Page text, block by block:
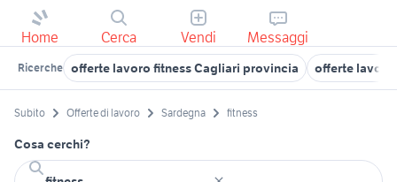
Home Cerca Vendi Messaggi
Ricerche offerte lavoro fitness Cagliari provincia offerte lavoro
Subito Offerte di lavoro Sardegna fitness
Cosa cerchi?